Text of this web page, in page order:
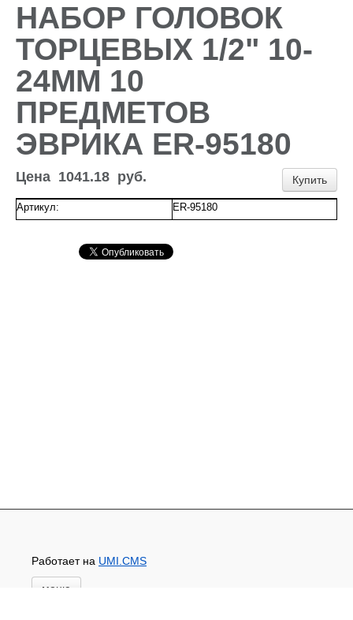
НАБОР ГОЛОВОК
ТОРЦЕВЫХ 1/2" 10-
24ММ 10
ПРЕДМЕТОВ
ЭВРИКА ER-95180
Купить
Цена 1041.18 руб.
Артикул: ER-95180
Работает на UMI.CMS
меню